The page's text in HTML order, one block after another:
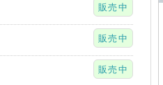
販売中
販売中
販売中